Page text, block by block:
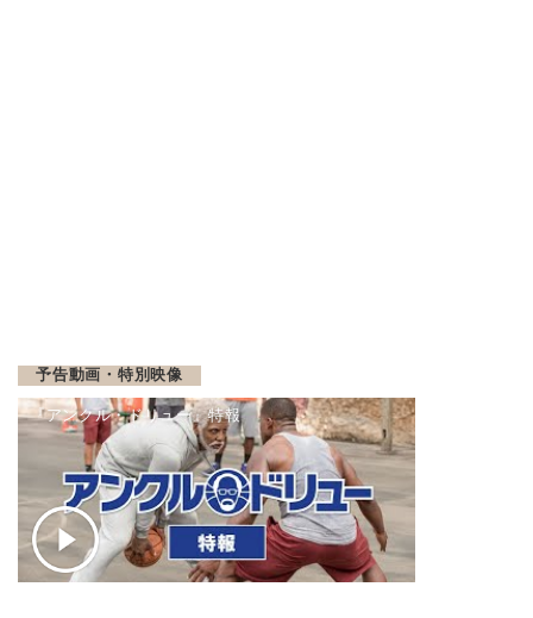
予告動画・特別映像
『アンクル・ドリュー』特報